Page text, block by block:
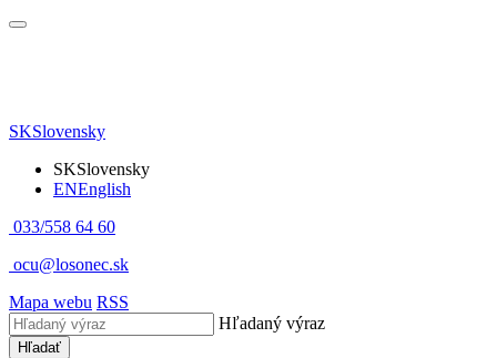
SKSlovensky
SKSlovensky
ENEnglish
033/558 64 60
ocu@losonec.sk
Mapa webu RSS
Hľadaný výraz
Hľadať